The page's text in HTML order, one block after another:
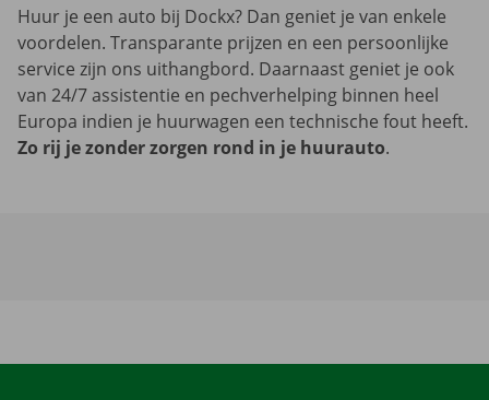
Huur je een auto bij Dockx? Dan geniet je van enkele
voordelen. Transparante prijzen en een persoonlijke
service zijn ons uithangbord. Daarnaast geniet je ook
van 24/7 assistentie en pechverhelping binnen heel
Europa indien je huurwagen een technische fout heeft.
Zo rij je zonder zorgen rond in je huurauto.